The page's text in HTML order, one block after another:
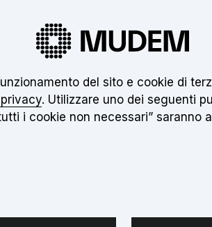
non è ancora aperto.
del sito e cookie di
. Utilizzare uno dei seguenti
i cookie non necessari”